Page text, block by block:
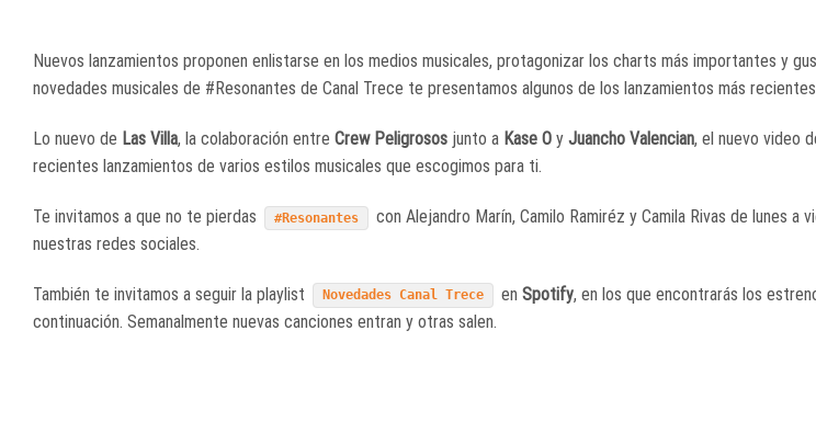
Nuevos lanzamientos proponen enlistarse en los medios musicales, protagonizar los charts más importantes y
novedades musicales de #Resonantes de Canal Trece te presentamos algunos de los lanzamientos más
Lo nuevo de Las Villa, la colaboración entre Crew Peligrosos junto a Kase O y Juancho Valencian, el nuevo video
recientes lanzamientos de varios estilos musicales que escogimos para ti.
Te invitamos a que no te pierdas #Resonantes
con Alejandro Marín, Camilo Ramiréz y Camila Rivas de lunes a
nuestras redes sociales.
También te invitamos a seguir la playlist Novedades Canal Trece enSpotify, en los que encontrarás los
continuación. Semanalmente nuevas canciones entran y otras salen.